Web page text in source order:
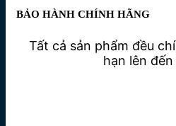
BẢO HÀNH CHÍNH HÃNG
Tất cả sản phẩm đều
hạn lên